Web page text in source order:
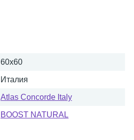
60x60
Италия
Atlas Concorde Italy
BOOST NATURAL